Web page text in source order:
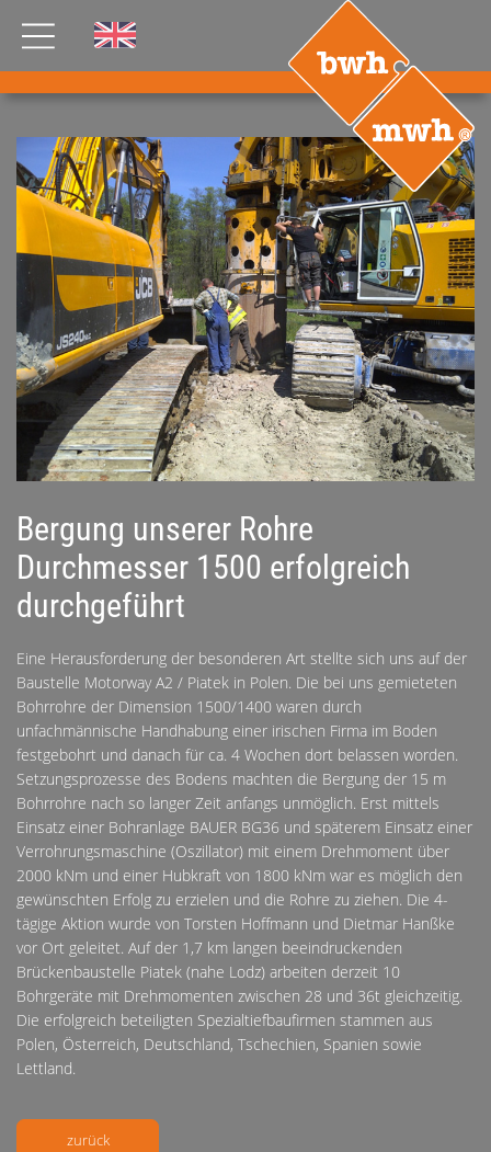
PRODUKTE
.RIGHT®
TEAM JOBS
ETP GDS
FDS CA FDS USA
KONTAKT
Bergung unserer Rohre
Durchmesser 1500 erfolgreich
durchgeführt
Eine Herausforderung der besonderen Art stellte sich uns auf der
Baustelle Motorway A2 / Piatek in Polen. Die bei uns gemieteten
Bohrrohre der Dimension 1500/1400 waren durch
unfachmännische Handhabung einer irischen Firma im Boden
festgebohrt und danach für ca. 4 Wochen dort belassen worden.
Setzungsprozesse des Bodens machten die Bergung der 15 m
Bohrrohre nach so langer Zeit anfangs unmöglich. Erst mittels
Einsatz einer Bohranlage BAUER BG36 und späterem Einsatz einer
Verrohrungsmaschine (Oszillator) mit einem Drehmoment über
2000 kNm und einer Hubkraft von 1800 kNm war es möglich den
gewünschten Erfolg zu erzielen und die Rohre zu ziehen. Die 4-
tägige Aktion wurde von Torsten Hoffmann und Dietmar Hanßke
vor Ort geleitet. Auf der 1,7 km langen beeindruckenden
Brückenbaustelle Piatek (nahe Lodz) arbeiten derzeit 10
Bohrgeräte mit Drehmomenten zwischen 28 und 36t gleichzeitig.
Die erfolgreich beteiligten Spezialtiefbaufirmen stammen aus
Polen, Österreich, Deutschland, Tschechien, Spanien sowie
Lettland.
zurück